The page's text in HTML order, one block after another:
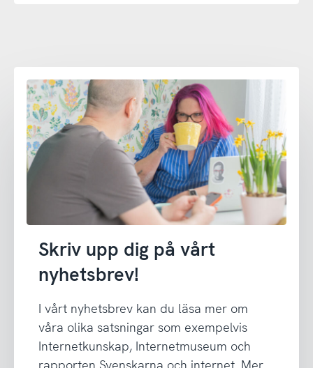
Skriv upp dig på vårt
nyhetsbrev!
I vårt nyhetsbrev kan du läsa mer om
våra olika satsningar som exempelvis
Internetkunskap, Internetmuseum och